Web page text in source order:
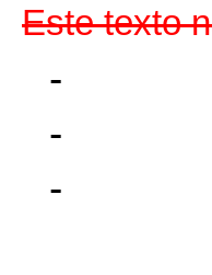
Este texto